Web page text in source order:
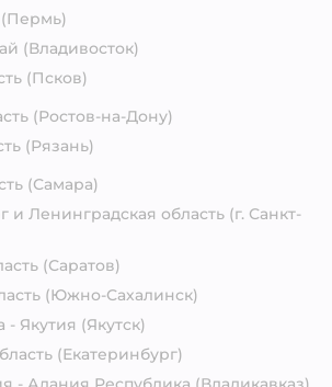
(Пермь)
(Владивосток)
(Псков)
(Ростов-на-Дону)
(Рязань)
(Самара)
и Ленинградская область (г. Санкт-
(Саратов)
(Южно-Сахалинск)
- Якутия (Якутск)
(Екатеринбург)